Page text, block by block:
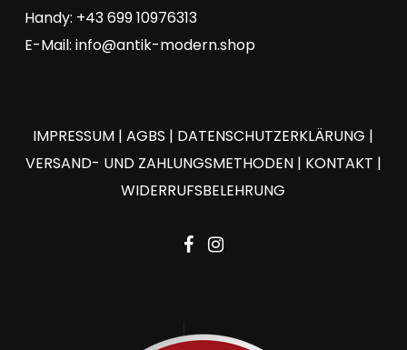
Handy: +43 699 10976313
E-Mail: info@antik-modern.shop
IMPRESSUM |AGBS | DATENSCHUTZERKLÄRUNG |
VERSAND- UND ZAHLUNGSMETHODEN| KONTAKT |
WIDERRUFSBELEHRUNG
facebook
instagram